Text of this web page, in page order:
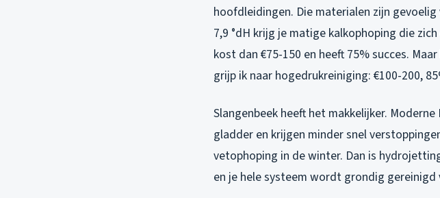
hoofdleidingen. Die materialen zijn
7,9 °dH krijg je matige kalkophoping die
kost dan €75-150 en heeft 75% succes.
grijp ik naar hogedrukreiniging: €100-200,
Slangenbeek heeft het makkelijker.
gladder en krijgen minder snel
vetophoping in de winter. Dan is
en je hele systeem wordt grondig gereinigd